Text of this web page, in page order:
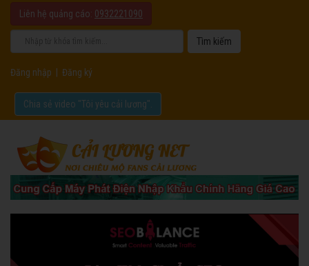
Liên hệ quảng cáo: 0932221090
Đăng nhập Đăng ký
Chia sẻ video "Tôi yêu cải lương".